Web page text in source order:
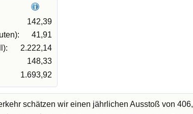
142,39
41,91
2.222,14
148,33
1.693,92
schätzen wir einen jährlichen Ausstoß von